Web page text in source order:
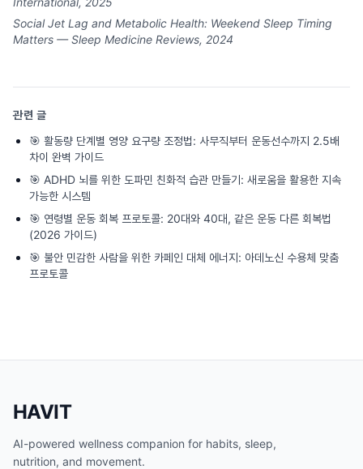
Social Jet Lag and Metabolic Health: Weekend Sleep Timing
Matters — Sleep Medicine Reviews, 2024
관련 글
🎯 활동량 단계별 영양 요구량 조정법: 사무직부터 운동선수까지 2.5배
차이 완벽 가이드
🎯 ADHD 뇌를 위한 도파민 친화적 습관 만들기: 새로움을 활용한 지속
가능한 시스템
🎯 연령별 운동 회복 프로토콜: 20대와 40대, 같은 운동 다른 회복법
(2026 가이드)
🎯 불안 민감한 사람을 위한 카페인 대체 에너지: 아데노신 수용체 맞춤
프로토콜
HAVIT
AI-powered wellness companion for habits, sleep,
nutrition, and movement.